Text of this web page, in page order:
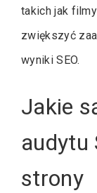
takich jak
zwiększyć
wyniki SEO.
Jakie
audytu
strony